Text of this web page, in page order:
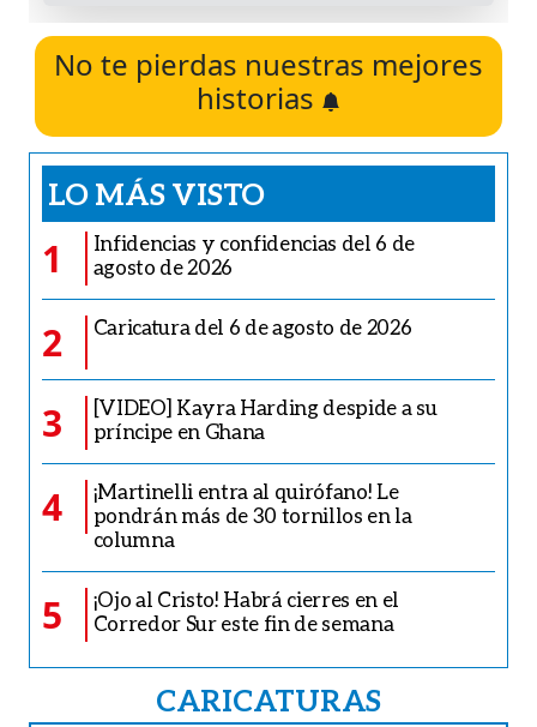
No te pierdas nuestras mejores
historias
LO MÁS VISTO
1
Infidencias y confidencias del 6 de
agosto de 2026
2 Caricatura del 6 de agosto de 2026
3
[VIDEO] Kayra Harding despide a su
príncipe en Ghana
4
¡Martinelli entra al quirófano! Le
pondrán más de 30 tornillos en la
columna
5
¡Ojo al Cristo! Habrá cierres en el
Corredor Sur este fin de semana
CARICATURAS